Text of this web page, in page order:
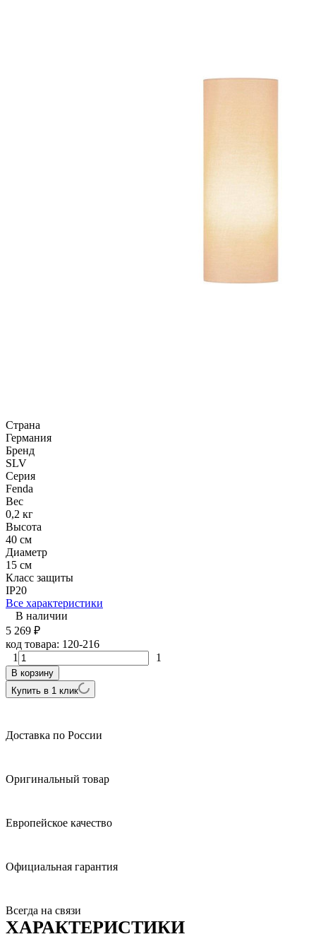
Страна
Германия
Бренд
SLV
Серия
Fenda
Вес
0,2 кг
Высота
40 см
Диаметр
15 см
Класс защиты
IP20
Все характеристики
В наличии
5 269 ₽
код товара: 120-216
1
1
В корзину
Купить в 1 клик
Доставка по России
Оригинальный товар
Европейское качество
Официальная гарантия
Всегда на связи
ХАРАКТЕРИСТИКИ